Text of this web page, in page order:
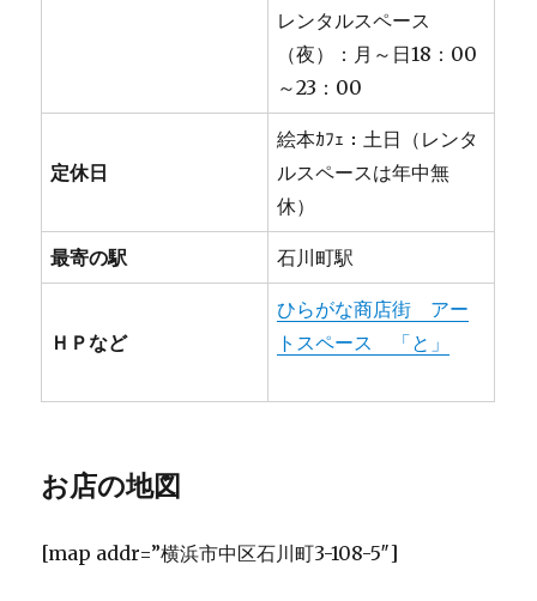
レンタルスペース
（夜）：月～日18：00
～23：00
定休日
絵本ｶﾌｪ：土日（レンタ
ルスペースは年中無
休）
最寄の駅 石川町駅
ＨＰなど
ひらがな商店街 アー
トスペース 「と」
お店の地図
[map addr=”横浜市中区石川町3-108-5″]